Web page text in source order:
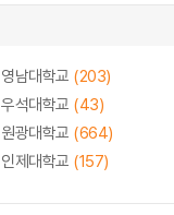
영남대학교 (203)
우석대학교 (43)
원광대학교 (664)
인제대학교 (157)